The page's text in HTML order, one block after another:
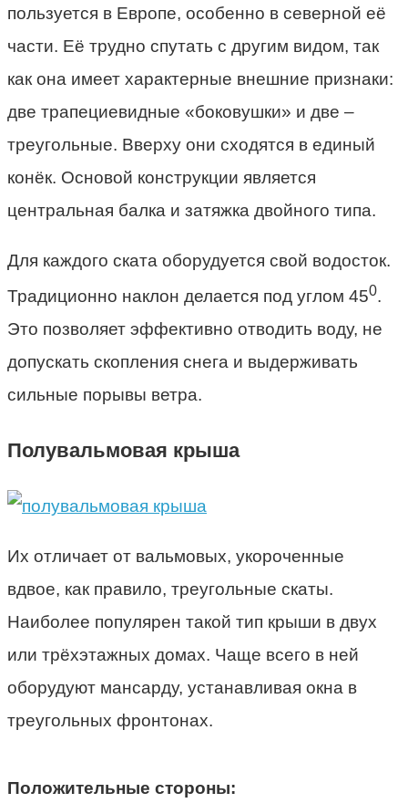
пользуется в Европе, особенно в северной её
части. Её трудно спутать с другим видом, так
как она имеет характерные внешние признаки:
две трапециевидные «боковушки» и две –
треугольные. Вверху они сходятся в единый
конёк. Основой конструкции является
центральная балка и затяжка двойного типа.
Для каждого ската оборудуется свой водосток.
Традиционно наклон делается под углом 450.
Это позволяет эффективно отводить воду, не
допускать скопления снега и выдерживать
сильные порывы ветра.
Полувальмовая крыша
Их отличает от вальмовых, укороченные
вдвое, как правило, треугольные скаты.
Наиболее популярен такой тип крыши в двух
или трёхэтажных домах. Чаще всего в ней
оборудуют мансарду, устанавливая окна в
треугольных фронтонах.
Положительные стороны: